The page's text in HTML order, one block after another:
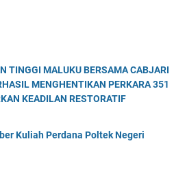
TINGGI MALUKU BERSAMA CABJARI
MENGHENTIKAN PERKARA 351
KEADILAN RESTORATIF
Kuliah Perdana Poltek Negeri